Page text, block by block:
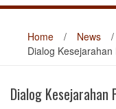
Home / News
/
Dialog
Dialog Kesejarahan